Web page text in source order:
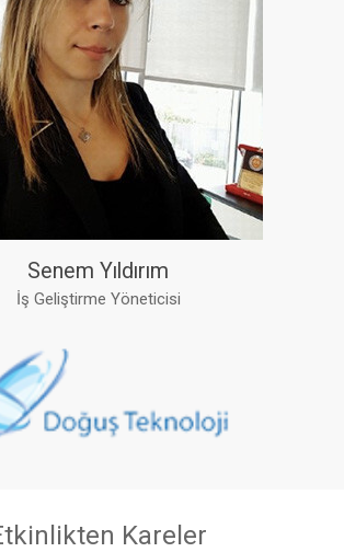
Senem Yıldırım
İş Geliştirme Yöneticisi
Kareler